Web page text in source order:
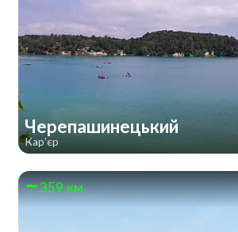
Черепашинецький
Кар'єр
359 км